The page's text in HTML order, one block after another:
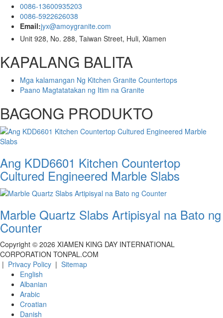
0086-13600935203
0086-5922626038
Email:jyx@amoygranite.com
Unit 928, No. 288, Taiwan Street, Huli, Xiamen
KAPALANG BALITA
Mga kalamangan Ng Kitchen Granite Countertops
Paano Magtatatakan ng Itim na Granite
BAGONG PRODUKTO
Ang KDD6601 Kitchen Countertop
Cultured Engineered Marble Slabs
Marble Quartz Slabs Artipisyal na Bato ng
Counter
Copyright © 2026 XIAMEN KING DAY INTERNATIONAL
CORPORATION TONPAL.COM
| Privacy Policy | Sitemap
English
Albanian
Arabic
Croatian
Danish